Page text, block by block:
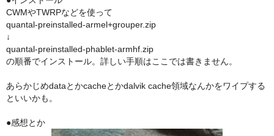
CWMやTWRPなどを使って
quantal-preinstalled-armel+grouper.zip
↓
quantal-preinstalled-phablet-armhf.zip
の順番でインストール。詳しい手順はここでは書きません。
あらかじめdataとかcacheとかdalvik cache領域なんかをワイプする
といいかも。
●感想とか